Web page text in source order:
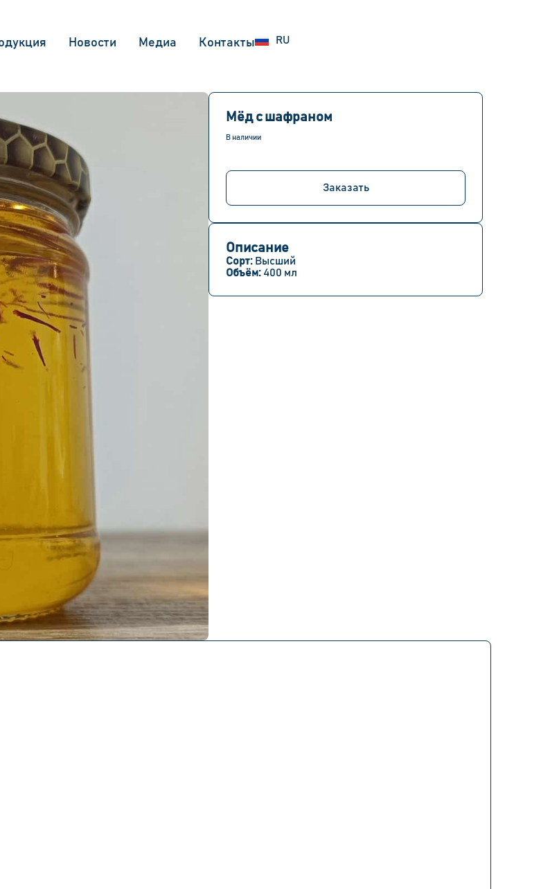
Новости Медиа Контакты RU
UZ
Мёд с шафраном
В наличии
Заказать
Описание
Сорт: Высший
Объём: 400 мл